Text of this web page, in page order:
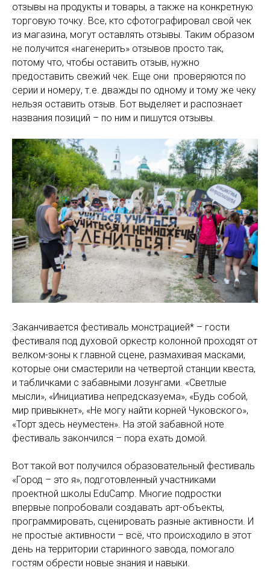
отзывы на продукты и товары, а также на конкретную
торговую точку. Все, кто сфотографировал свой чек
из магазина, могут оставлять отзывы. Таким образом
не получится «нагенерить» отзывов просто так,
потому что, чтобы оставить отзыв, нужно
предоставить свежий чек. Еще они проверяются по
серии и номеру, т.е. дважды по одному и тому же чеку
нельзя оставить отзыв. Бот выделяет и распознает
названия позиций – по ним и пишутся отзывы.
Заканчивается фестиваль монстрацией* – гости
фестиваля под духовой оркестр колонной проходят от
велком-зоны к главной сцене, размахивая масками,
которые они смастерили на четвертой станции квеста,
и табличками с забавными лозунгами. «Светлые
мысли», «Инициатива непредсказуема», «Будь собой,
мир привыкнет», «Не могу найти корней Чуковского»,
«Торт здесь неуместен». На этой забавной ноте
фестиваль закончился – пора ехать домой.
Вот такой вот получился образовательный фестиваль
«Город – это я», подготовленный участниками
проектной школы EduCamp. Многие подростки
впервые попробовали создавать арт-объекты,
программировать, сценировать разные активности. И
не простые активности – всё, что происходило в этот
день на территории старинного завода, помогало
гостям обрести новые знания и навыки.